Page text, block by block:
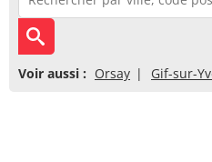
Voir aussi : Orsay Gif-sur-